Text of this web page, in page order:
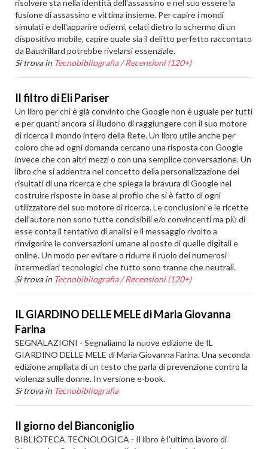
risolvere sta nella identità dell'assassino e nel suo essere la
fusione di assassino e vittima insieme. Per capire i mondi
simulati e dell'apparire odierni, celati dietro lo schermo di un
dispositivo mobile, capire quale sia il delitto perfetto raccontato
da Baudrillard potrebbe rivelarsi essenziale.
Si trova in Tecnobibliografia /Recensioni (120+)
Il filtro di Eli Pariser
Un libro per chi è già convinto che Google non è uguale per tutti
e per quanti ancora si illudono di raggiungere con il suo motore
di ricerca il mondo intero della Rete. Un libro utile anche per
coloro che ad ogni domanda cercano una risposta con Google
invece che con altri mezzi o con una semplice conversazione. Un
libro che si addentra nel concetto della personalizzazione dei
risultati di una ricerca e che spiega la bravura di Google nel
costruire risposte in base al profilo che si è fatto di ogni
utilizzatore del suo motore di ricerca. Le conclusioni e le ricette
dell'autore non sono tutte condisibili e/o convincenti ma più di
esse conta il tentativo di analisi e il messaggio rivolto a
rinvigorire le conversazioni umane al posto di quelle digitali e
online. Un modo per evitare o ridurre il ruolo dei numerosi
intermediari tecnologici che tutto sono tranne che neutrali.
Si trova in Tecnobibliografia /Recensioni (120+)
IL GIARDINO DELLE MELE di Maria Giovanna
Farina
SEGNALAZIONI - Segnaliamo la nuove edizione de IL
GIARDINO DELLE MELE di Maria Giovanna Farina. Una seconda
edizione ampliata di un testo che parla di prevenzione contro la
violenza sulle donne. In versione e-book.
Si trova in Tecnobibliografia
Il giorno del Bianconiglio
BIBLIOTECA TECNOLOGICA - Il libro è l'ultimo lavoro di